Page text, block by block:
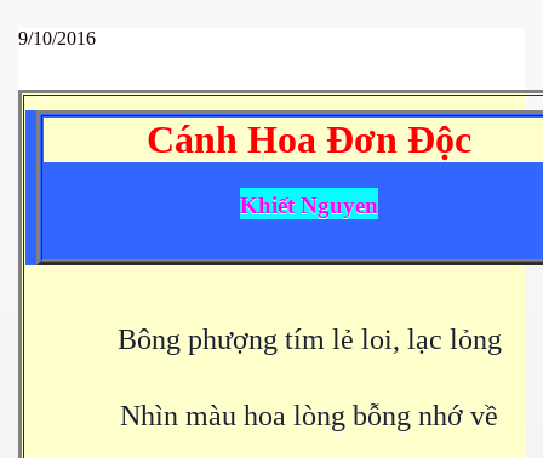
9/10/2016
Cánh Hoa Đơn Độc
Khiết Nguyen
Bông phượng tím lẻ loi, lạc lỏng
Nhìn màu hoa lòng bỗng nhớ về